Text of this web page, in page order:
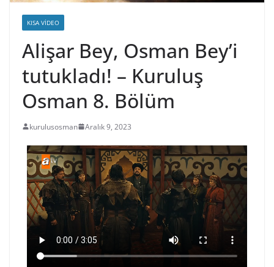
KISA VIDEO
Alişar Bey, Osman Bey’i
tutukladı! – Kuruluş
Osman 8. Bölüm
kurulusosman Aralık 9, 2023